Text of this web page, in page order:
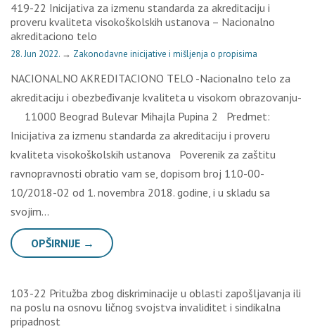
419-22 Inicijativa za izmenu standarda za akreditaciju i
proveru kvaliteta visokoškolskih ustanova – Nacionalno
akreditaciono telo
28. Jun 2022. → Zakonodavne inicijative i mišljenja o propisima
NACIONALNO AKREDITACIONO TELO -Nacionalno telo za
akreditaciju i obezbeđivanje kvaliteta u visokom obrazovanju-
11000 Beograd Bulevar Mihajla Pupina 2 Predmet:
Inicijativa za izmenu standarda za akreditaciju i proveru
kvaliteta visokoškolskih ustanova Poverenik za zaštitu
ravnopravnosti obratio vam se, dopisom broj 110-00-
10/2018-02 od 1. novembra 2018. godine, i u skladu sa
svojim…
OPŠIRNIJE →
103-22 Pritužba zbog diskriminacije u oblasti zapošljavanja ili
na poslu na osnovu ličnog svojstva invaliditet i sindikalna
pripadnost